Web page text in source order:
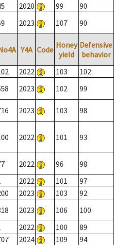
2020 99 90
2023 107 90
Y4A Code Honey
yield
Defensive
behavior
2022 103 102
2023 102 99
2023 103 98
2022 101 93
2022 96 98
2022 101 97
2023 103 92
2023 106 100
2022 100 89
2024 109 94